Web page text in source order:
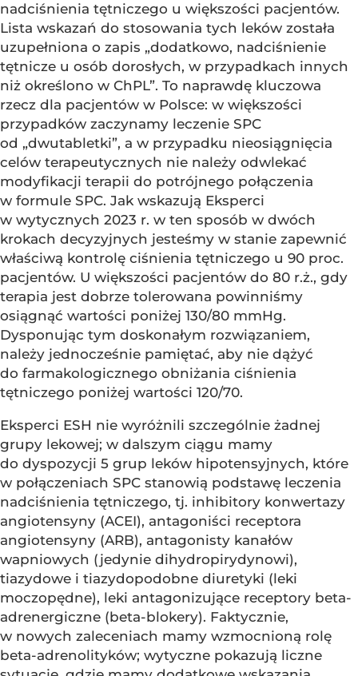
nadciśnienia tętniczego u większości pacjentów.
Lista wskazań do stosowania tych leków została
uzupełniona o zapis „dodatkowo, nadciśnienie
tętnicze u osób dorosłych, w przypadkach innych
niż określono w ChPL”. To naprawdę kluczowa
rzecz dla pacjentów w Polsce: w większości
przypadków zaczynamy leczenie SPC
od „dwutabletki”, a w przypadku nieosiągnięcia
celów terapeutycznych nie należy odwlekać
modyfikacji terapii do potrójnego połączenia
w formule SPC. Jak wskazują Eksperci
w wytycznych 2023 r. w ten sposób w dwóch
krokach decyzyjnych jesteśmy w stanie zapewnić
właściwą kontrolę ciśnienia tętniczego u 90 proc.
pacjentów. U większości pacjentów do 80 r.ż., gdy
terapia jest dobrze tolerowana powinniśmy
osiągnąć wartości poniżej 130/80 mmHg.
Dysponując tym doskonałym rozwiązaniem,
należy jednocześnie pamiętać, aby nie dążyć
do farmakologicznego obniżania ciśnienia
tętniczego poniżej wartości 120/70.
Eksperci ESH nie wyróżnili szczególnie żadnej
grupy lekowej; w dalszym ciągu mamy
do dyspozycji 5 grup leków hipotensyjnych, które
w połączeniach SPC stanowią podstawę leczenia
nadciśnienia tętniczego, tj. inhibitory konwertazy
angiotensyny (ACEI), antagoniści receptora
angiotensyny (ARB), antagonisty kanałów
wapniowych (jedynie dihydropirydynowi),
tiazydowe i tiazydopodobne diuretyki (leki
moczopędne), leki antagonizujące receptory beta-
adrenergiczne (beta-blokery). Faktycznie,
w nowych zaleceniach mamy wzmocnioną rolę
beta-adrenolityków; wytyczne pokazują liczne